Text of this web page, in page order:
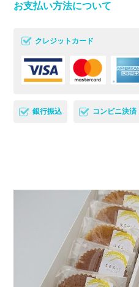
お支払い方法について
クレジットカード
銀行振込 コンビニ決